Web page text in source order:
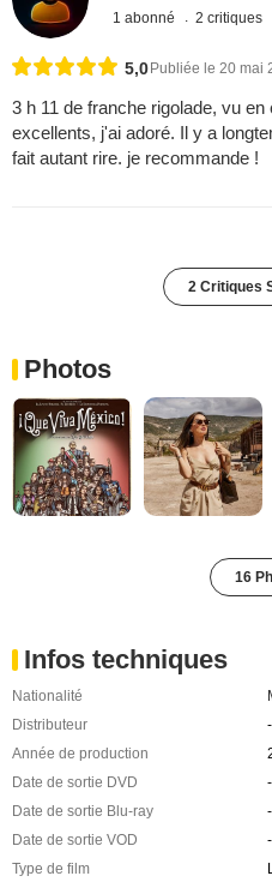
1 abonné 2 critiques
5,0Publiée le 20 mai
3 h 11 de franche rigolade, vu
excellents, j'ai adoré. Il y a
fait autant rire. je recommande !
2 Critiques
Photos
16
Infos techniques
Nationalité
Distributeur
-
Année de production
Date de sortie DVD
-
Date de sortie Blu-ray
-
Date de sortie VOD
-
Type de film